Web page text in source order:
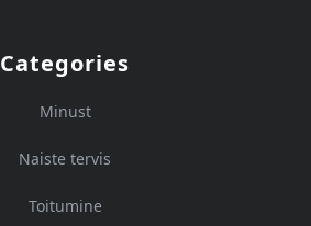
Categories
Minust
Naiste tervis
Toitumine